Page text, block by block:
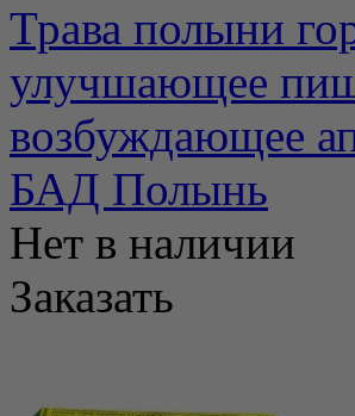
Трава полыни
улучшающее
возбуждающее
БАД Полынь
Нет в наличии
Заказать